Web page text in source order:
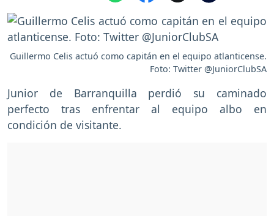
Guillermo Celis actuó como capitán en el equipo atlanticense.
Foto: Twitter @JuniorClubSA
Junior de Barranquilla perdió su caminado
perfecto tras enfrentar al equipo albo en
condición de visitante.